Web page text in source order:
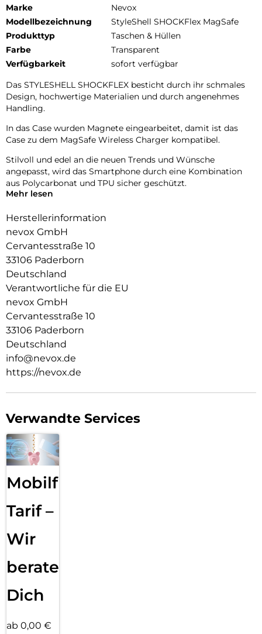
Marke
Nevox
Modellbezeichnung
StyleShell SHOCKFlex MagSafe
Produkttyp
Taschen & Hüllen
Farbe
Transparent
Verfügbarkeit
sofort verfügbar
Das STYLESHELL SHOCKFLEX besticht durch ihr schmales
Design, hochwertige Materialien und durch angenehmes
Handling.
In das Case wurden Magnete eingearbeitet, damit ist das
Case zu dem MagSafe Wireless Charger kompatibel.
Stilvoll und edel an die neuen Trends und Wünsche
angepasst, wird das Smartphone durch eine Kombination
aus Polycarbonat und TPU sicher geschützt.
vor Stürzen.
Das Display ist durch die seitlichen Flanken geschützt.
Durch das verwendete Material ist diese komplett
Transparent und bringt jegliche Farbe des Smartphones,
passend zur Geltung.
Die Anschlüsse, Knöpfe und Kamera bleiben voll zugänglich.
Hochwertiges Schmutzabweisendes Material und
Schockproof durch eingearbeitete Luftpolster in den Ecken.
Mehr lesen
Herstellerinformation
nevox GmbH
Cervantesstraße 10
33106 Paderborn
Deutschland
Verantwortliche für die EU
nevox GmbH
Cervantesstraße 10
33106 Paderborn
Deutschland
info@nevox.de
https://nevox.de
Verwandte Services
Mobilfunk
Tarif –
Wir
beraten
Dich
ab 0,00 €